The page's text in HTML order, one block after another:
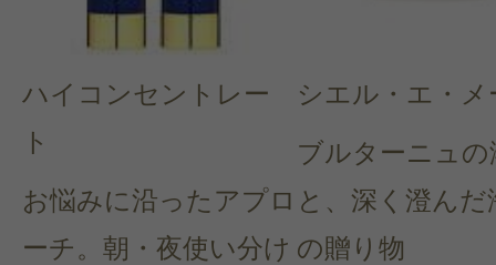
ハイコンセントレー
ト
お悩みに沿ったアプロ
ーチ。朝・夜使い分け
シエル・エ・メ
ブルターニュの
と、深く澄んだ
の贈り物